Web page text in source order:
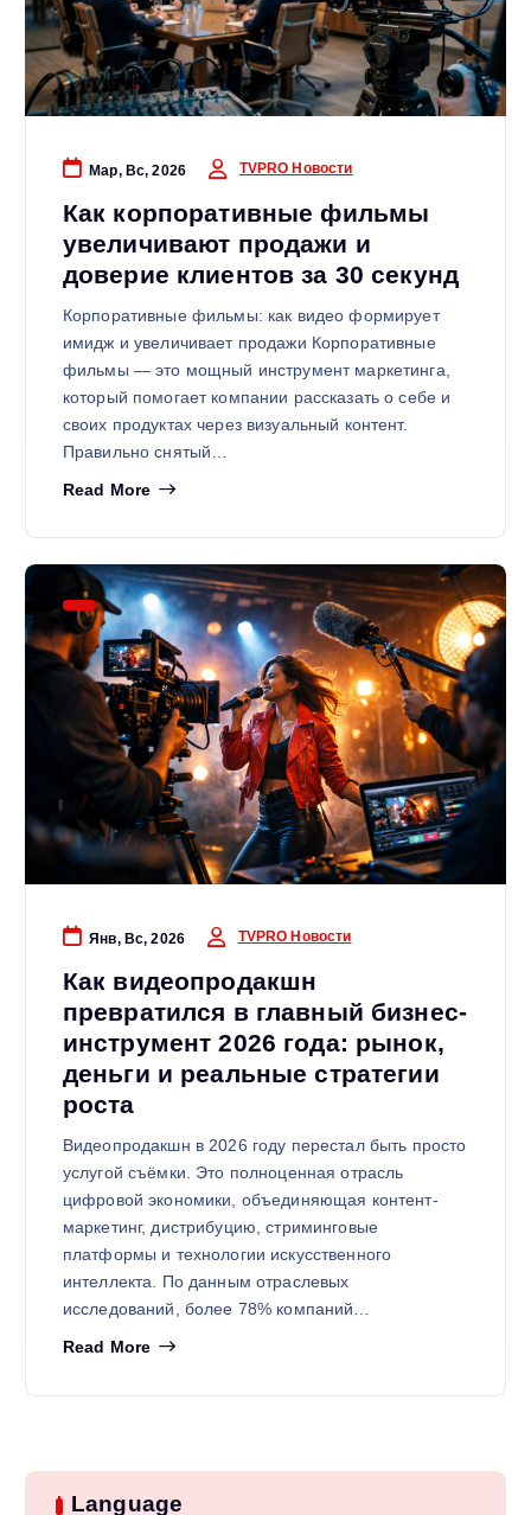
Мар, Вс, 2026 TVPRO Новости
Как корпоративные фильмы
увеличивают продажи и
доверие клиентов за 30 секунд
Корпоративные фильмы: как видео формирует
имидж и увеличивает продажи Корпоративные
фильмы — это мощный инструмент маркетинга,
который помогает компании рассказать о себе и
своих продуктах через визуальный контент.
Правильно снятый…
Read More
Янв, Вс, 2026 TVPRO Новости
Как видеопродакшн
превратился в главный бизнес-
инструмент 2026 года: рынок,
деньги и реальные стратегии
роста
Видеопродакшн в 2026 году перестал быть просто
услугой съёмки. Это полноценная отрасль
цифровой экономики, объединяющая контент-
маркетинг, дистрибуцию, стриминговые
платформы и технологии искусственного
интеллекта. По данным отраслевых
исследований, более 78% компаний…
Read More
Language